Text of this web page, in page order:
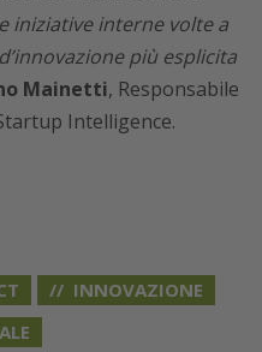
iniziative interne volte a
più esplicita
Mainetti, Responsabile
Intelligence.
INNOVAZIONE